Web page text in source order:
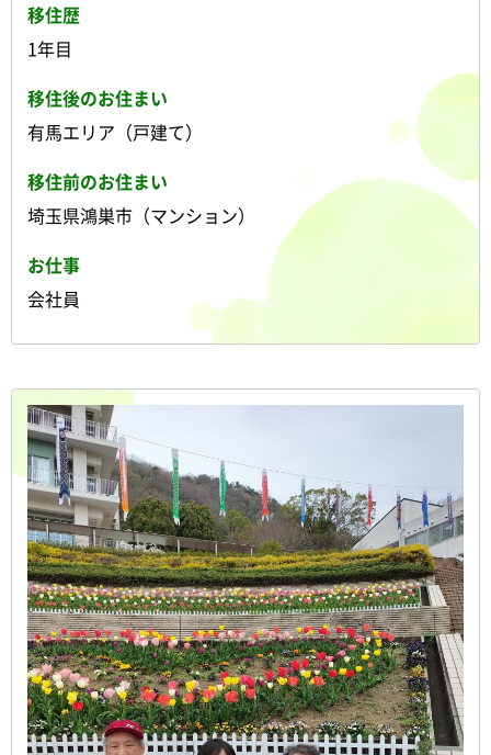
移住歴
1年目
移住後のお住まい
有馬エリア（戸建て）
移住前のお住まい
埼玉県鴻巣市（マンション）
お仕事
会社員